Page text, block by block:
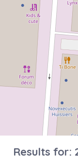
Results for: